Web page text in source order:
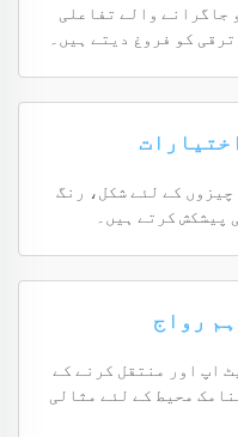
جاگرانے والے تفاعلی
کو فروغ دیتے ہیں۔
کے لئے شکل، رنگ
رواج
اپ اور منتقل کرنے کے
محیط کے لئے مثالی